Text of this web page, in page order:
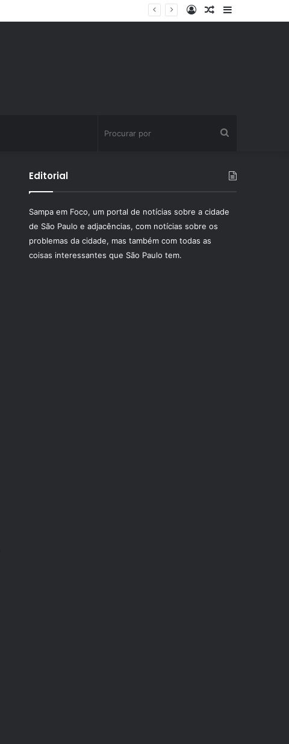
Barra
Artigo
Entrar
por
Editorial
Sampa em Foco, um portal de notícias sobre a cidade
de São Paulo e adjacências, com notícias sobre os
problemas da cidade, mas também com todas as
coisas interessantes que São Paulo tem.